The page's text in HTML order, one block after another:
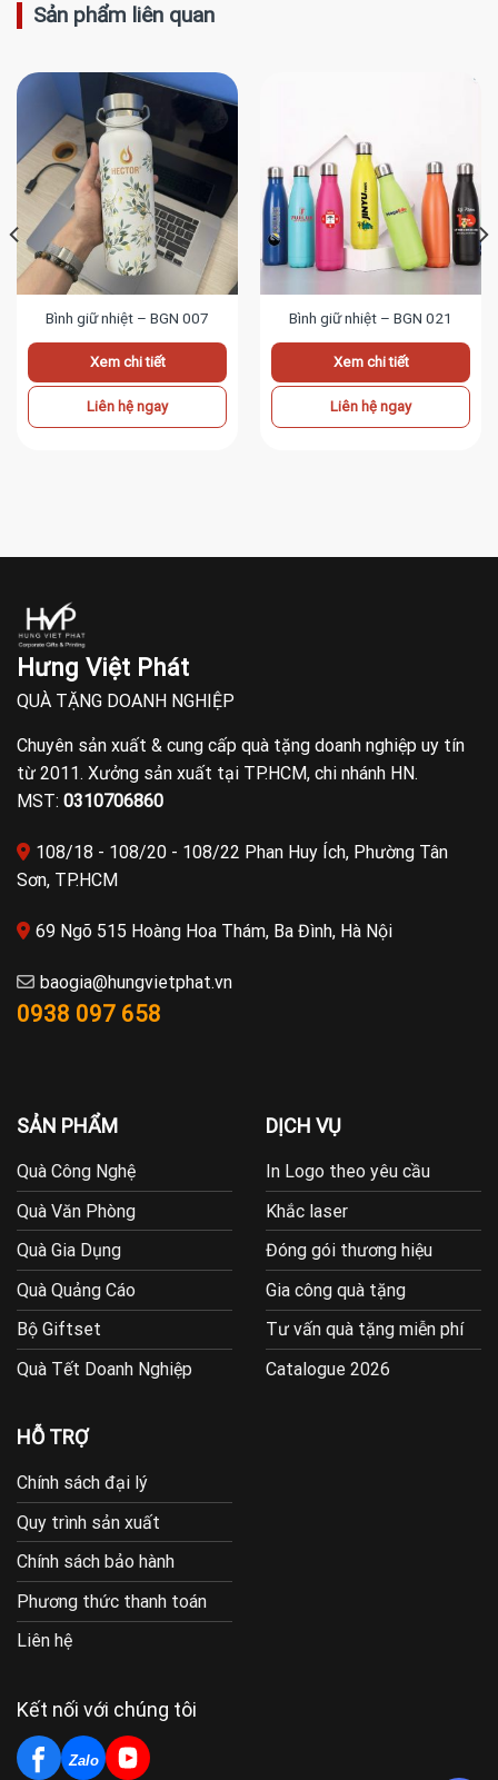
Sản phẩm liên quan
Bình giữ nhiệt – BGN 007
Xem chi tiết
Liên hệ ngay
Bình giữ nhiệt – BGN 021
Xem chi tiết
Liên hệ ngay
Hưng Việt Phát
QUÀ TẶNG DOANH NGHIỆP
Chuyên sản xuất & cung cấp quà tặng doanh nghiệp uy tín
từ 2011. Xưởng sản xuất tại TP.HCM, chi nhánh HN.
MST: 0310706860
108/18 - 108/20 - 108/22 Phan Huy Ích, Phường Tân
Sơn, TP.HCM
69 Ngõ 515 Hoàng Hoa Thám, Ba Đình, Hà Nội
baogia@hungvietphat.vn
0938 097 658
SẢN PHẨM
Quà Công Nghệ
Quà Văn Phòng
Quà Gia Dụng
Quà Quảng Cáo
Bộ Giftset
Quà Tết Doanh Nghiệp
DỊCH VỤ
In Logo theo yêu cầu
Khắc laser
Đóng gói thương hiệu
Gia công quà tặng
Tư vấn quà tặng miễn phí
Catalogue 2026
HỖ TRỢ
Chính sách đại lý
Quy trình sản xuất
Chính sách bảo hành
Phương thức thanh toán
Liên hệ
Kết nối với chúng tôi
Zalo